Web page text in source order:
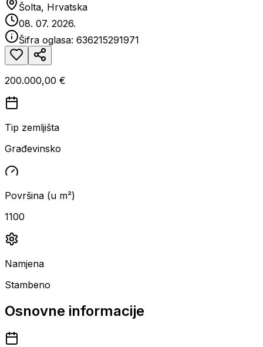
Šolta, Hrvatska
08. 07. 2026.
Šifra oglasa: 636215291971
200.000,00 €
Tip zemljišta
Građevinsko
Površina (u m²)
1100
Namjena
Stambeno
Osnovne informacije